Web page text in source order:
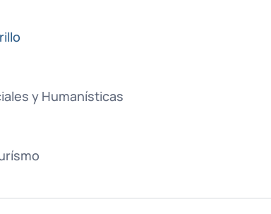
y Humanísticas